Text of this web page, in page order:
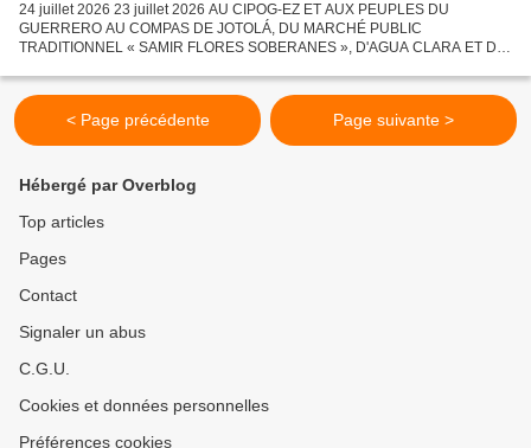
24 juillet 2026 23 juillet 2026 AU CIPOG-EZ ET AUX PEUPLES DU
GUERRERO AU COMPAS DE JOTOLÁ, DU MARCHÉ PUBLIC
TRADITIONNEL « SAMIR FLORES SOBERANES », D'AGUA CLARA ET DE
INDIGENE À L'ARMÉE ZAPATISTE...
< Page précédente Page suivante >
Hébergé par Overblog
Top articles
Pages
Contact
Signaler un abus
C.G.U.
Cookies et données personnelles
Préférences cookies